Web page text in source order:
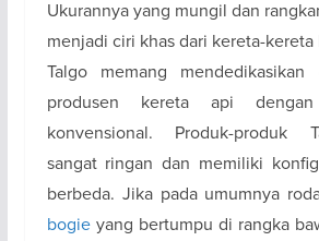
Ukurannya yang mungil dan
menjadi ciri khas dari kereta-kereta
Talgo memang mendedikasikan
produsen kereta api
konvensional. Produk-produk
sangat ringan dan memiliki
berbeda. Jika pada umumnya
bogieyang bertumpu di rangka